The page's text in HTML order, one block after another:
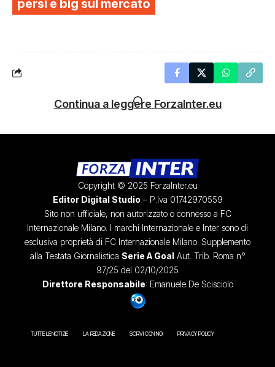
persi e big sul mercato
Continua a leggere ForzaInter.eu
Copyright © 2025 ForzaInter.eu
Editor Digital Studio – P.Iva 01742970559
Sito non ufficiale, non autorizzato o connesso a FC
Internazionale Milano. I marchi Internazionale e Inter sono di
esclusiva proprietà di FC Internazionale Milano. Supplemento
alla Testata Giornalistica Serie A GoalAut. Trib. Roma n°
97/25 del 02/10/2025
Direttore Responsabile: Emanuele De Scisciolo
TUTTE LE NOTIZIE LA REDAZIONE SCRIVI CON NOI PRIVACY POLICY